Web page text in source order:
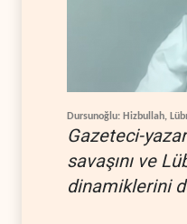
Dursunoğlu: Hizbullah,
Gazeteci-
savaşını ve
dinamiklerini